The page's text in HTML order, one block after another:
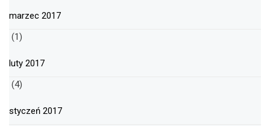
marzec 2017
(1)
luty 2017
(4)
styczeń 2017